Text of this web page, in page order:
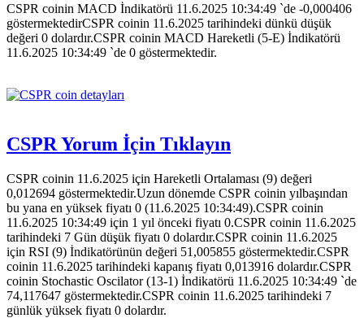
CSPR coinin MACD İndikatörü 11.6.2025 10:34:49 `de -0,000406
göstermektedirCSPR coinin 11.6.2025 tarihindeki dünkü düşük
değeri 0 dolardır.CSPR coinin MACD Hareketli (5-E) İndikatörü
11.6.2025 10:34:49 `de 0 göstermektedir.
CSPR Yorum İçin Tıklayın
CSPR coinin 11.6.2025 için Hareketli Ortalaması (9) değeri
0,012694 göstermektedir.Uzun dönemde CSPR coinin yılbaşından
bu yana en yüksek fiyatı 0 (11.6.2025 10:34:49).CSPR coinin
11.6.2025 10:34:49 için 1 yıl önceki fiyatı 0.CSPR coinin 11.6.2025
tarihindeki 7 Gün düşük fiyatı 0 dolardır.CSPR coinin 11.6.2025
için RSI (9) İndikatörünün değeri 51,005855 göstermektedir.CSPR
coinin 11.6.2025 tarihindeki kapanış fiyatı 0,013916 dolardır.CSPR
coinin Stochastic Oscilator (13-1) İndikatörü 11.6.2025 10:34:49 `de
74,117647 göstermektedir.CSPR coinin 11.6.2025 tarihindeki 7
günlük yüksek fiyatı 0 dolardır.